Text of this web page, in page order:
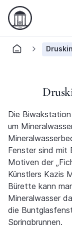
Die
um
Fenster sind mit
Motiven der
Künstlers Kazis
Bürette kann
Mineralwasser
die
Springbrunnen.